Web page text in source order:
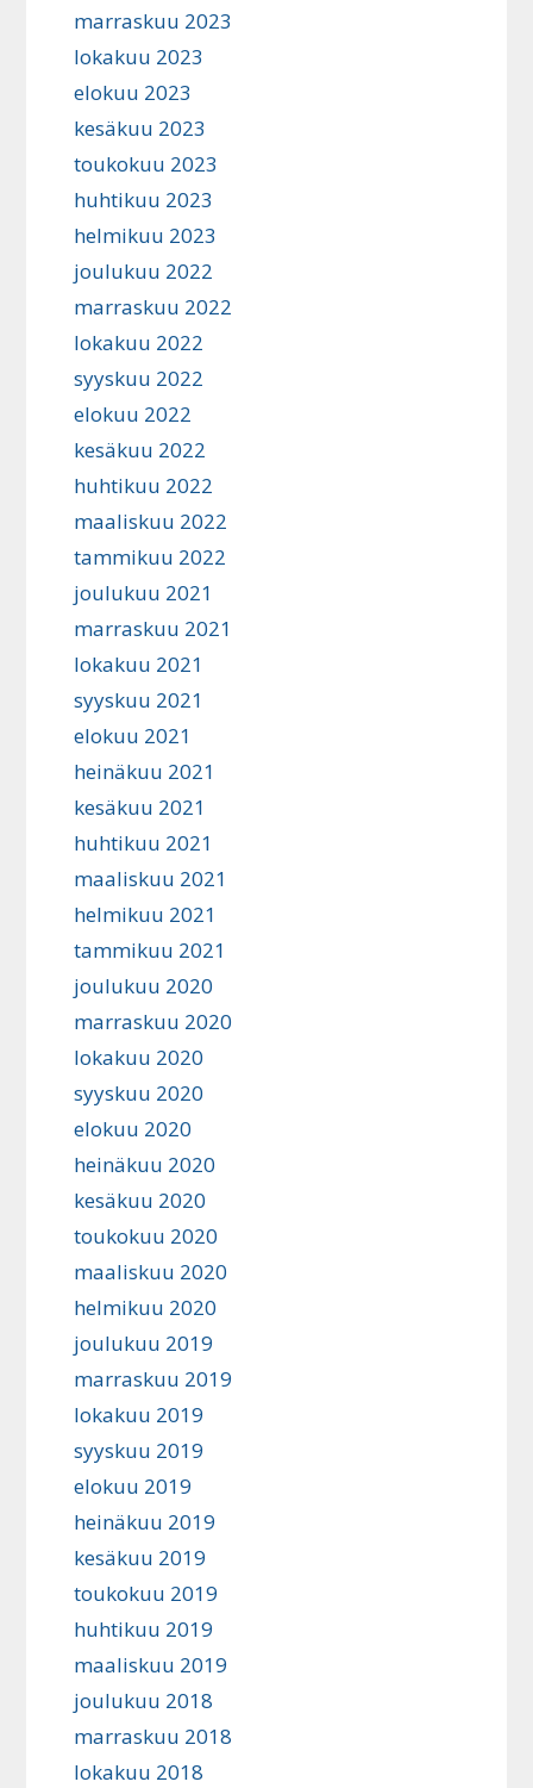
marraskuu 2023
lokakuu 2023
elokuu 2023
kesäkuu 2023
toukokuu 2023
huhtikuu 2023
helmikuu 2023
joulukuu 2022
marraskuu 2022
lokakuu 2022
syyskuu 2022
elokuu 2022
kesäkuu 2022
huhtikuu 2022
maaliskuu 2022
tammikuu 2022
joulukuu 2021
marraskuu 2021
lokakuu 2021
syyskuu 2021
elokuu 2021
heinäkuu 2021
kesäkuu 2021
huhtikuu 2021
maaliskuu 2021
helmikuu 2021
tammikuu 2021
joulukuu 2020
marraskuu 2020
lokakuu 2020
syyskuu 2020
elokuu 2020
heinäkuu 2020
kesäkuu 2020
toukokuu 2020
maaliskuu 2020
helmikuu 2020
joulukuu 2019
marraskuu 2019
lokakuu 2019
syyskuu 2019
elokuu 2019
heinäkuu 2019
kesäkuu 2019
toukokuu 2019
huhtikuu 2019
maaliskuu 2019
joulukuu 2018
marraskuu 2018
lokakuu 2018